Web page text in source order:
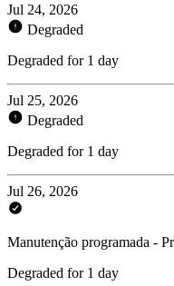
Jul 24, 2026
Degraded
Degraded for 1 day
Jul 25, 2026
Degraded
Degraded for 1 day
Jul 26, 2026
Manutenção programada -
Degraded for 1 day